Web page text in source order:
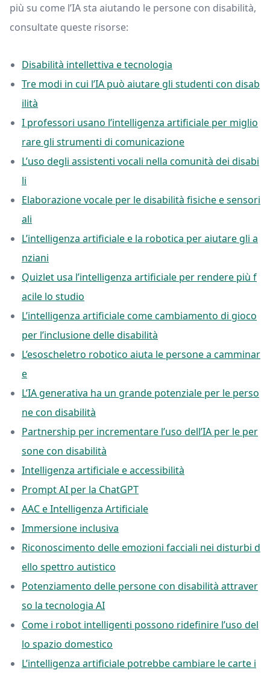
più su come l’IA sta aiutando le persone con disabilità,
consultate queste risorse:
Disabilità intellettiva e tecnologia
Tre modi in cui l’IA può aiutare gli studenti con disab
ilità
I professori usano l’intelligenza artificiale per miglio
rare gli strumenti di comunicazione
L’uso degli assistenti vocali nella comunità dei disabi
li
Elaborazione vocale per le disabilità fisiche e sensori
ali
L’intelligenza artificiale e la robotica per aiutare gli a
nziani
Quizlet usa l’intelligenza artificiale per rendere più f
acile lo studio
L’intelligenza artificiale come cambiamento di gioco
per l’inclusione delle disabilità
L’esoscheletro robotico aiuta le persone a camminar
e
L’IA generativa ha un grande potenziale per le perso
ne con disabilità
Partnership per incrementare l’uso dell’IA per le per
sone con disabilità
Intelligenza artificiale e accessibilità
Prompt AI per la ChatGPT
AAC e Intelligenza Artificiale
Immersione inclusiva
Riconoscimento delle emozioni facciali nei disturbi d
ello spettro autistico
Potenziamento delle persone con disabilità attraver
so la tecnologia AI
Come i robot intelligenti possono ridefinire l’uso del
lo spazio domestico
L’intelligenza artificiale potrebbe cambiare le carte i